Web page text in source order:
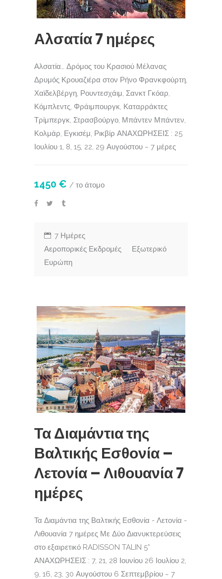
Αλσατία 7 ημέρες
Αλσατία… Δρόμος του Κρασιού Μέλανας
Δρυμός Κρουαζιέρα στον Ρήνο Φρανκφούρτη,
Χαϊδελβέργη, Ρουντεσχάιμ, Σανκτ Γκόαρ,
Κόμπλεντς, Φράιμπουργκ, Καταρράκτες
Τρίμπεργκ, Στρασβούργο, Μπάντεν Μπάντεν,
Κολμάρ, Εγκισέμ, Ρικβίρ ΑΝΑΧΩΡΗΣΕΙΣ : 25
Ιουλίου 1, 8, 15, 22, 29 Αυγούστου ~ 7 μέρες
1450 € / το άτομο
7 Ημέρες
Αεροπορικές Εκδρομές
Εξωτερικό
Ευρώπη
Τα Διαμάντια της
Βαλτικής Εσθονία –
Λετονία – Λιθουανία 7
ημέρες
Τα Διαμάντια της Βαλτικής Εσθονία - Λετονία -
Λιθουανία 7 ημέρες Με Δύο Διανυκτερεύσεις
στο εξαιρετικό RADISSON TALIN 5*
ΑΝΑΧΩΡΗΣΕΙΣ : 7, 21, 28 Ιουνίου 26 Ιουλίου 2,
9, 16, 23, 30 Αυγούστου 6 Σεπτεμβρίου ~ 7